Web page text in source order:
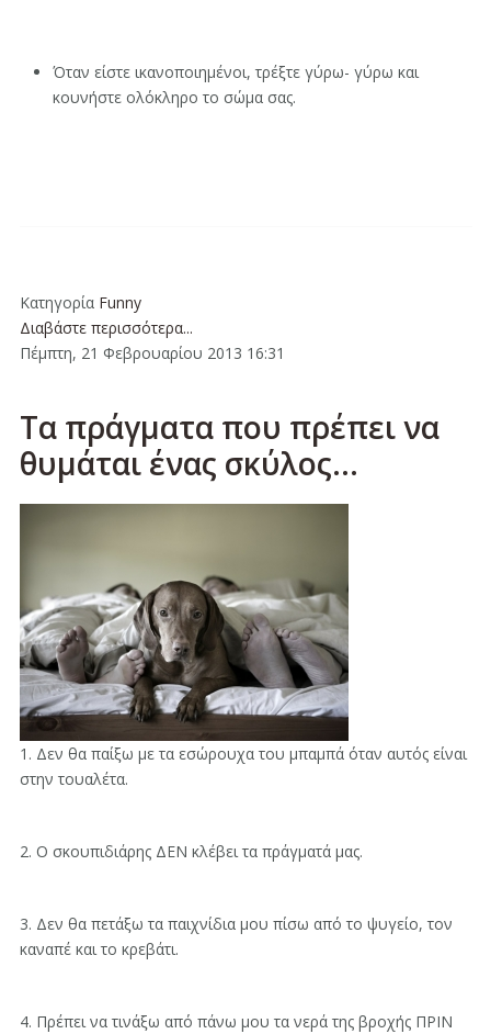
Όταν είστε ικανοποιημένοι, τρέξτε γύρω- γύρω και
κουνήστε ολόκληρο το σώμα σας.
Κατηγορία Funny
Διαβάστε περισσότερα...
Πέμπτη, 21 Φεβρουαρίου 2013 16:31
Tα πράγματα που πρέπει να
θυμάται ένας σκύλος...
1. Δεν θα παίξω με τα εσώρουχα του μπαμπά όταν αυτός είναι
στην τουαλέτα.
2. Ο σκουπιδιάρης ΔΕΝ κλέβει τα πράγματά μας.
3. Δεν θα πετάξω τα παιχνίδια μου πίσω από το ψυγείο, τον
καναπέ και το κρεβάτι.
4. Πρέπει να τινάξω από πάνω μου τα νερά της βροχής ΠΡΙΝ